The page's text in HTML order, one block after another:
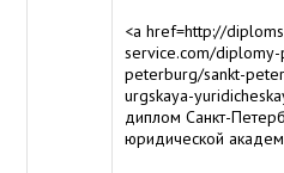
<a href=http://
service.com/
peterburg/sankt-
urgskaya-
диплом Санкт-
юридической